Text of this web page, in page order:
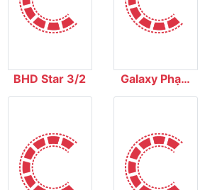
BHD Star 3/2
Galaxy Phạm
Văn Chí